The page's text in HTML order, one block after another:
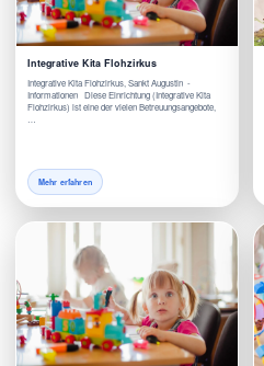
Integrative Kita Flohzirkus
Integrative Kita Flohzirkus, Sankt Augustin -
Informationen Diese Einrichtung (Integrative Kita
Flohzirkus) ist eine der vielen Betreuungsangebote,
Mehr erfahren